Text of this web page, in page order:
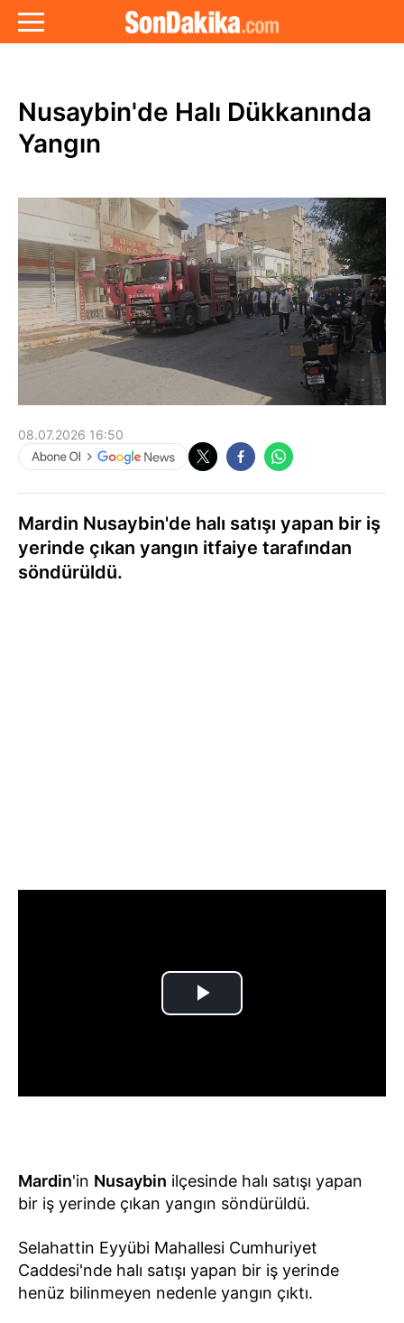
Nusaybin'de Halı Dükkanında
Yangın
08.07.2026 16:50
Mardin Nusaybin'de halı satışı yapan bir iş
yerinde çıkan yangın itfaiye tarafından
söndürüldü.
Mardin'in Nusaybin ilçesinde halı satışı yapan
bir iş yerinde çıkan yangın söndürüldü.
Selahattin Eyyübi Mahallesi Cumhuriyet
Caddesi'nde halı satışı yapan bir iş yerinde
henüz bilinmeyen nedenle yangın çıktı.